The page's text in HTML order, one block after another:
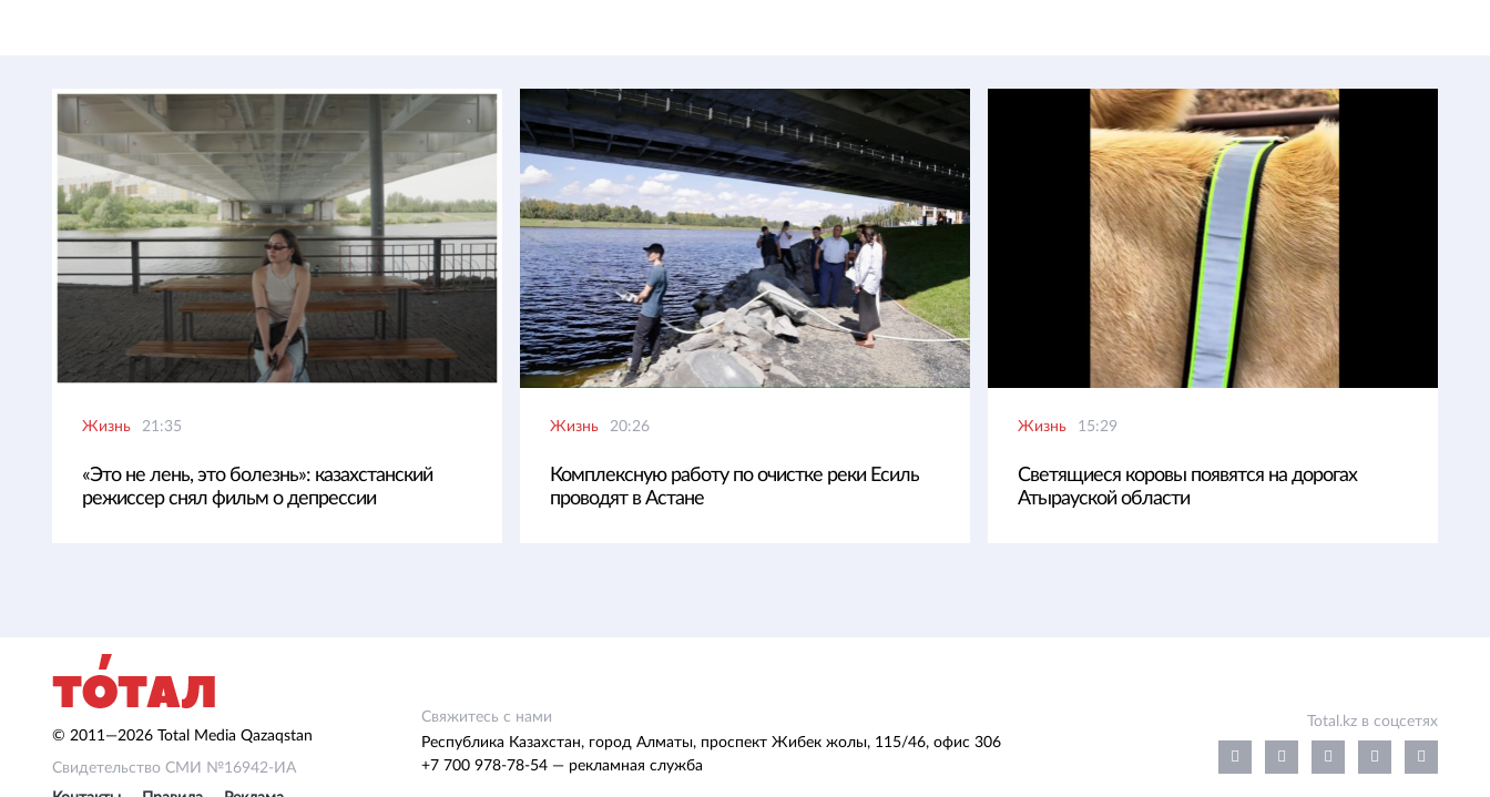
Жизнь 21:35
«Это не лень, это болезнь»: казахстанский
режиссер снял фильм о депрессии
Жизнь 20:26
Комплексную работу по очистке реки Есиль
проводят в Астане
Жизнь 15:29
Светящиеся коровы появятся на дорогах
Атырауской области
© 2011—2026 Total Media Qazaqstan
Свидетельство СМИ №16942-ИА
Свяжитесь с нами
Республика Казахстан, город Алматы, проспект Жибек жолы, 115/46, офис 306
+7 700 978-78-54 — рекламная служба
Total.kz в соцсетях